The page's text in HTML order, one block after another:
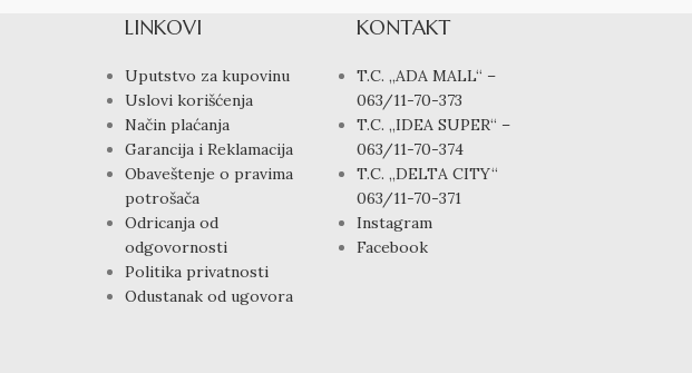
LINKOVI
Uputstvo za kupovinu
Uslovi korišćenja
Način plaćanja
Garancija i Reklamacija
Obaveštenje o pravima
potrošača
Odricanja od
odgovornosti
Politika privatnosti
Odustanak od ugovora
KONTAKT
T.C. „ADA MALL“ –
063/11-70-373
T.C. „IDEA SUPER“ –
063/11-70-374
T.C. „DELTA CITY“
063/11-70-371
Instagram
Facebook